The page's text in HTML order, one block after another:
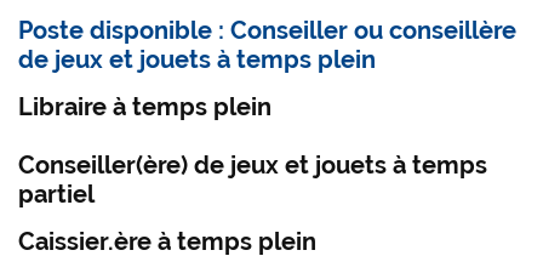
Poste disponible : Conseiller ou conseillère
de jeux et jouets à temps plein
Libraire à temps plein
Conseiller(ère) de jeux et jouets à temps
partiel
Caissier.ère à temps plein